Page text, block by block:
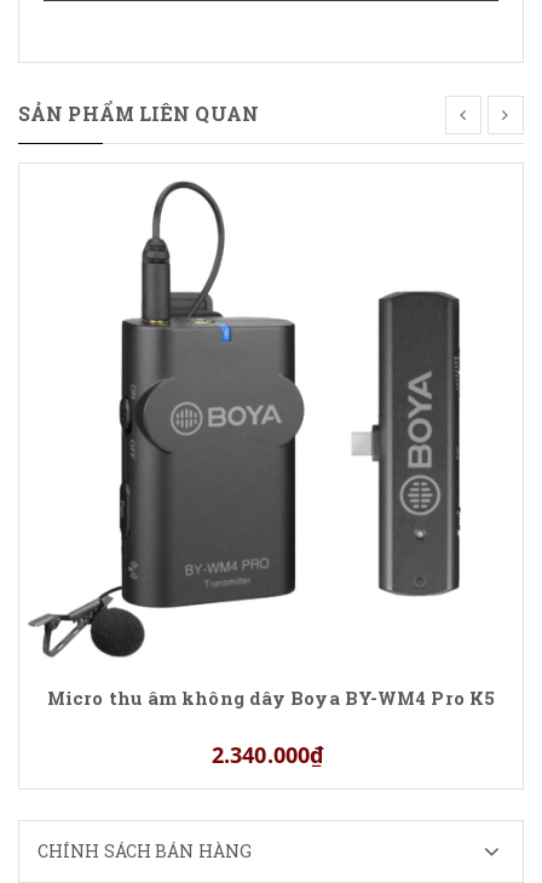
SẢN PHẨM LIÊN QUAN
Micro thu âm không dây Boya BY-WM4 Pro K5
2.340.000₫
CHÍNH SÁCH BÁN HÀNG